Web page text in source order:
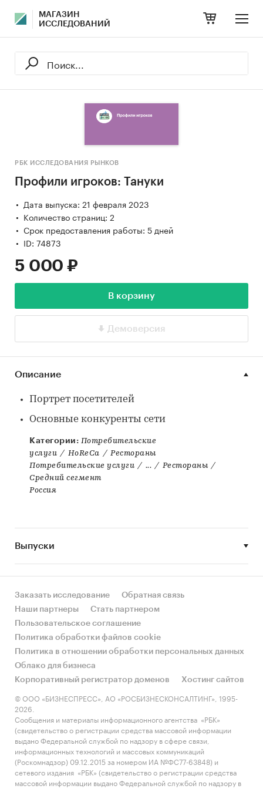
МАГАЗИН
ИССЛЕДОВАНИЙ
РБК ИССЛЕДОВАНИЯ РЫНКОВ
Профили игроков: Тануки
Дата выпуска: 21 февраля 2023
Количество страниц: 2
Срок предоставления работы: 5 дней
ID: 74873
5 000 ₽
В корзину
Демоверсия
Описание
Портрет посетителей
Основные конкуренты сети
Категории: Потребительские
услуги / HoReCa / Рестораны
Потребительские услуги / ... / Рестораны /
Средний сегмент
Россия
Выпуски
Заказать исследование
Обратная связь
Наши партнеры
Стать партнером
Пользовательское соглашение
Политика обработки файлов cookie
Политика в отношении обработки персональных данных
Облако для бизнеса
Корпоративный регистратор доменов
Хостинг сайтов
© ООО «БИЗНЕСПРЕСС», АО «РОСБИЗНЕСКОНСАЛТИНГ», 1995-
2026.
Сообщения и материалы информационного агентства «РБК»
(свидетельство о регистрации средства массовой информации
выдано Федеральной службой по надзору в сфере связи,
информационных технологий и массовых коммуникаций
(Роскомнадзор) 09.12.2015 за номером ИА №ФС77-63848) и
сетевого издания «РБК» (свидетельство о регистрации средства
массовой информации выдано Федеральной службой по надзору в